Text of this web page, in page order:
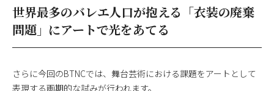
世界最多のバレエ人口が抱える「衣装の廃棄
問題」にアートで光をあてる
さらに今回のBTNCでは、舞台芸術における課題をアートとして
表現する画期的な試みが行われます。